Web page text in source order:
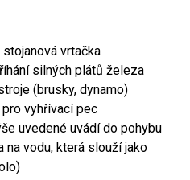
vrtačka
silných plátů železa
(brusky, dynamo)
vyhřívací pec
uvedené uvádí do pohybu
na vodu, která slouží jako